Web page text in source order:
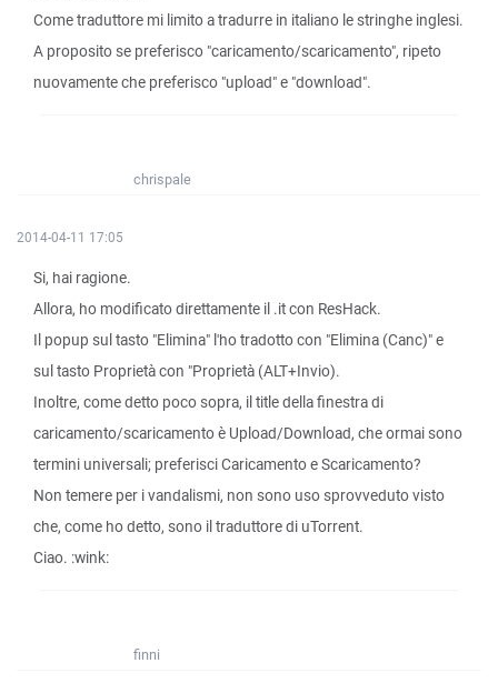
Come traduttore mi limito a tradurre in italiano le stringhe inglesi.
A proposito se preferisco "caricamento/scaricamento", ripeto
nuovamente che preferisco "upload" e "download".
chrispale
2014-04-11 17:05
Si, hai ragione.
Allora, ho modificato direttamente il .it con ResHack.
Il popup sul tasto "Elimina" l'ho tradotto con "Elimina (Canc)" e
sul tasto Proprietà con "Proprietà (ALT+Invio).
Inoltre, come detto poco sopra, il title della finestra di
caricamento/scaricamento è Upload/Download, che ormai sono
termini universali; preferisci Caricamento e Scaricamento?
Non temere per i vandalismi, non sono uso sprovveduto visto
che, come ho detto, sono il traduttore di uTorrent.
Ciao. :wink:
finni